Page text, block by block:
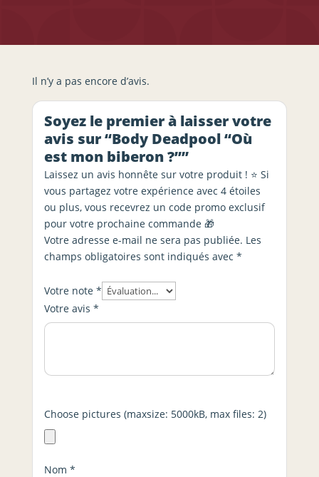
Il n’y a pas encore d’avis.
Soyez le premier à laisser votre
avis sur “Body Deadpool “Où
est mon biberon ?””
Laissez un avis honnête sur votre produit ! ⭐ Si
vous partagez votre expérience avec 4 étoiles
ou plus, vous recevrez un code promo exclusif
pour votre prochaine commande 🎁
Votre adresse e-mail ne sera pas publiée. Les
champs obligatoires sont indiqués avec *
Votre note *
Votre avis *
Choose pictures (maxsize: 5000kB, max files: 2)
Nom *